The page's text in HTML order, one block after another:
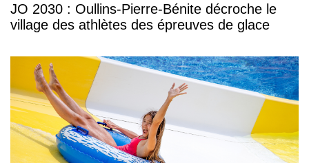
JO 2030 : Oullins-Pierre-Bénite décroche le
village des athlètes des épreuves de glace